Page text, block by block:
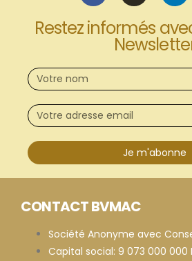
Restez informés
Je m'abonne
CONTACT BVMAC
Société Anonyme avec
Capital social: 9 073 000 000